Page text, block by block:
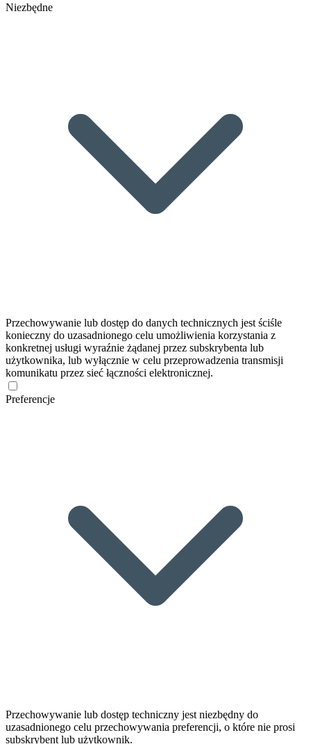
Niezbędne
Przechowywanie lub dostęp do danych technicznych jest ściśle
konieczny do uzasadnionego celu umożliwienia korzystania z
konkretnej usługi wyraźnie żądanej przez subskrybenta lub
użytkownika, lub wyłącznie w celu przeprowadzenia transmisji
komunikatu przez sieć łączności elektronicznej.
Preferencje
Przechowywanie lub dostęp techniczny jest niezbędny do
uzasadnionego celu przechowywania preferencji, o które nie prosi
subskrybent lub użytkownik.